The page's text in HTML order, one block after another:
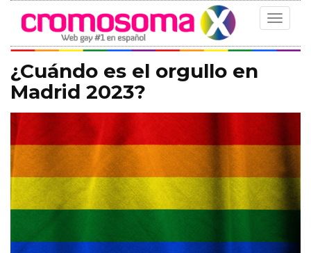
Toggle
¿Cuándo es el orgullo en
Madrid 2023?